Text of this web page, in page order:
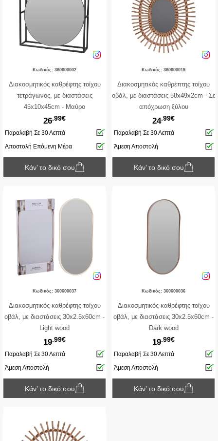
Κωδικός: 360600002
Διακοσμητικός καθρέφτης τοίχου
τετράγωνος, με διαστάσεις
45x10x45cm - Μαύρο
26.99€
Παραλαβή Σε 30 Λεπτά
Αποστολή Επόμενη Μέρα
Κάν’ το δικό σου
Κωδικός: 360600019
Διακοσμητικός καθρέπτης τοίχου
οβάλ, με διαστάσεις 58x49x2cm - Σε
απόχρωση ξύλου
24.99€
Παραλαβή Σε 30 Λεπτά
Άμεση Αποστολή
Κάν’ το δικό σου
Κωδικός: 360600037
Διακοσμητικός καθρέφτης τοίχου
οβάλ, με διαστάσεις 30x2.5x60cm -
Light wood
19.99€
Παραλαβή Σε 30 Λεπτά
Άμεση Αποστολή
Κάν’ το δικό σου
Κωδικός: 360600036
Διακοσμητικός καθρέφτης τοίχου
οβάλ, με διαστάσεις 30x2.5x60cm -
Dark wood
19.99€
Παραλαβή Σε 30 Λεπτά
Άμεση Αποστολή
Κάν’ το δικό σου